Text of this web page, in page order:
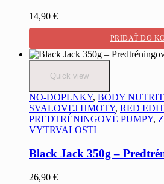
14,90 €
PRIDAŤ DO
Quick view
NO-DOPLNKY, BODY
SVALOVEJ HMOTY, RED
PREDTRÉNINGOVÉ PUMPY,
VYTRVALOSTI
Black Jack 350g –
26,90 €